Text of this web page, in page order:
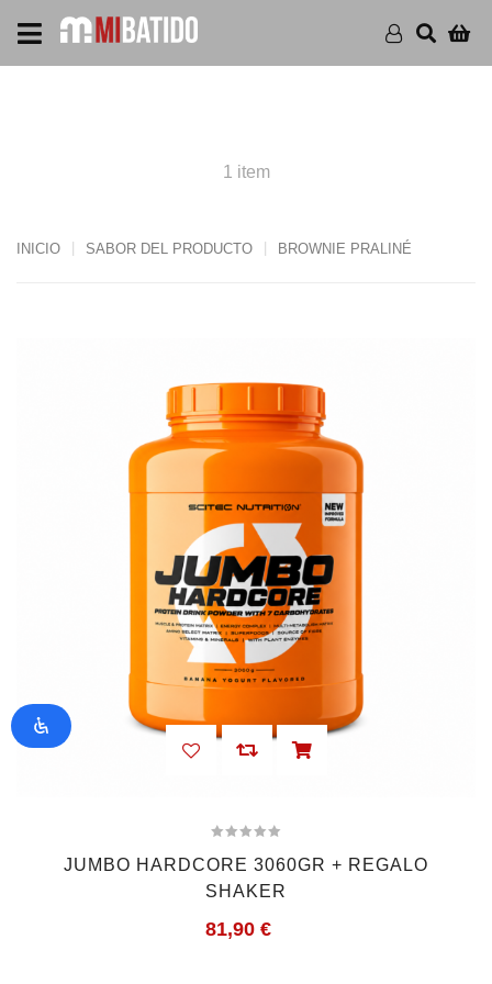
1 item
INICIO SABOR DEL PRODUCTO BROWNIE PRALINÉ
JUMBO HARDCORE 3060GR + REGALO
SHAKER
81,90 €